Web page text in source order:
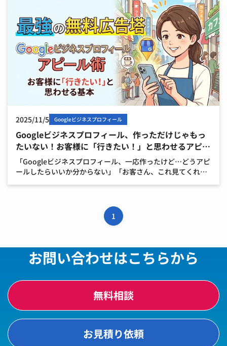
2025/11/5 Googleビジネスプロフィール
Googleビジネスプロフィール、作っただけじゃもっ
たいない！お客様に「行きたい！」と思わせるアピー
ル術
「Googleビジネスプロフィール、一応作ったけど…どうアピ
ールしたらいいか分からない」「お客さん、これ見てくれて
1
お問い合わせはこちらから
無料相談
お見積り依頼